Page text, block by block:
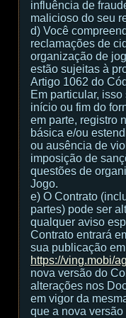
influência de
malicioso do seu
d) Você
reclamações de
organização de
estão sujeitas à
Artigo 1062 do
Em particular,
início ou fim do
em parte, registro
básica e/ou
ou ausência de
imposição de
questões de
Jogo.
e) O Contrato
partes) pode ser
qualquer aviso
Contrato entrará
sua publicação
https://ving.mobi/
nova versão do
alterações nos
em vigor da
que a nova